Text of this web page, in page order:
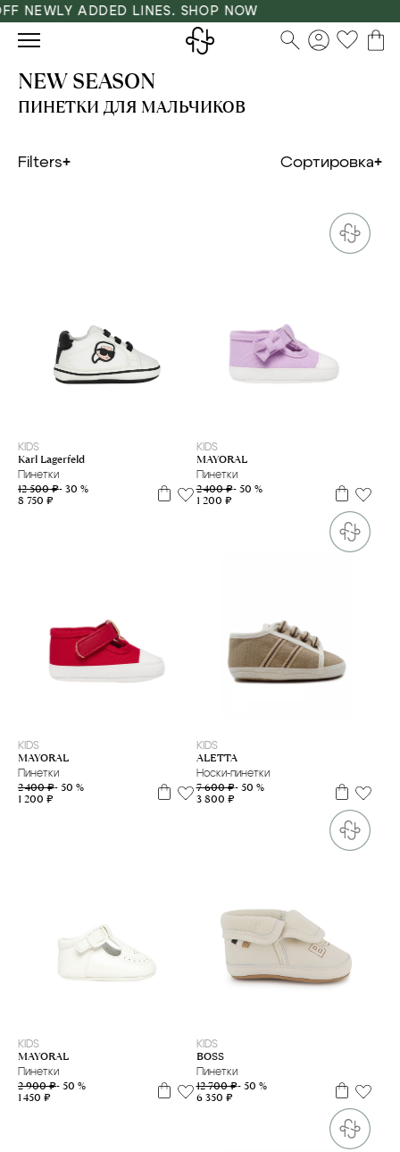
ADDED LINES. SHOP NOW
NEW SEASON
ПИНЕТКИ ДЛЯ МАЛЬЧИКОВ
Filters Сортировка
KIDS
Karl Lagerfeld
Пинетки
12 500 ₽- 30 %
8 750 ₽
KIDS
MAYORAL
Пинетки
2 400 ₽- 50 %
1 200 ₽
KIDS
MAYORAL
Пинетки
2 400 ₽- 50 %
1 200 ₽
KIDS
ALETTA
Носки-пинетки
7 600 ₽- 50 %
3 800 ₽
KIDS
MAYORAL
Пинетки
2 900 ₽- 50 %
1 450 ₽
KIDS
BOSS
Пинетки
12 700 ₽- 50 %
6 350 ₽